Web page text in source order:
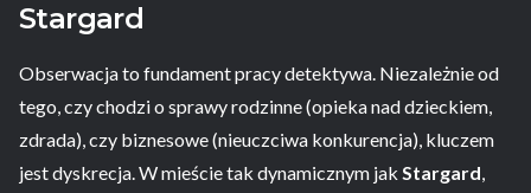
Stargard
Obserwacja to fundament pracy detektywa. Niezależnie od
tego, czy chodzi o sprawy rodzinne (opieka nad dzieckiem,
zdrada), czy biznesowe (nieuczciwa konkurencja), kluczem
jest dyskrecja. W mieście tak dynamicznym jak Stargard,